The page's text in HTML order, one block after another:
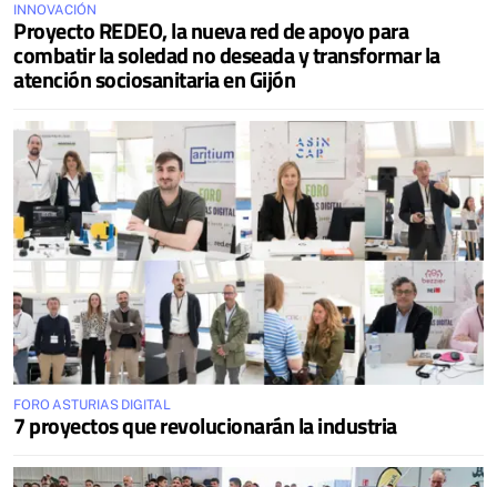
INNOVACIÓN
Proyecto REDEO, la nueva red de apoyo para
combatir la soledad no deseada y transformar la
atención sociosanitaria en Gijón
FORO ASTURIAS DIGITAL
7 proyectos que revolucionarán la industria